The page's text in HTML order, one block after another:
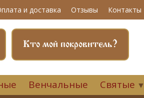
и доставка Отзывы Контакты
Кто мой покровитель?
Венчальные Святые ▼